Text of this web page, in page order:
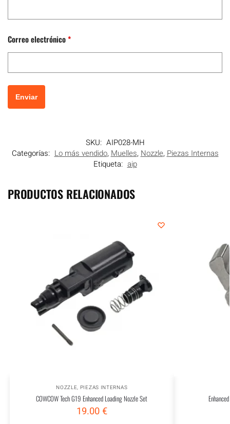
Correo electrónico*
SKU: AIP028-MH
Categorías: Lo más vendido, Muelles, Nozzle, Piezas Internas
Etiqueta: aip
PRODUCTOS RELACIONADOS
NOZZLE, PIEZAS INTERNAS
COWCOW Tech G19 Enhanced Loading Nozzle Set
19.00€